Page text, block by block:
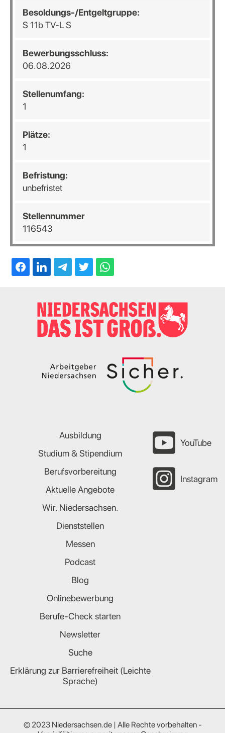
Besoldungs-/Entgeltgruppe:
S 11b TV-L S
Bewerbungsschluss:
06.08.2026
Stellenumfang:
1
Plätze:
1
Befristung:
unbefristet
Stellennummer
116543
Ausbildung
Studium & Stipendium
Berufsvorbereitung
Aktuelle Angebote
Wir. Niedersachsen.
Dienststellen
Messen
Podcast
Blog
Onlinebewerbung
Berufe-Check starten
Newsletter
Suche
Erklärung zur Barrierefreiheit (Leichte
Sprache)
YouTube
Instagram
© 2023 Niedersachsen.de | Alle Rechte vorbehalten -